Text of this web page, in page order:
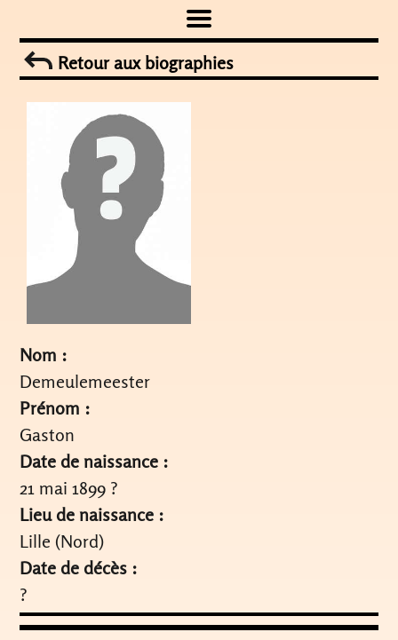
to
contentRetour aux biographies
Nom :
Demeulemeester
Prénom :
Gaston
Date de naissance :
21 mai 1899 ?
Lieu de naissance :
Lille (Nord)
Date de décès :
?